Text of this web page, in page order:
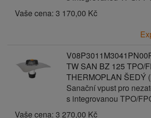
Vaše cena: 3 170,00 Kč
TW SAN BZ 125 TPO/
THERMOPLAN ŠEDÝ
Sanační vpust pro
s integrovanou TPO/
Vaše cena: 3 270,00 Kč